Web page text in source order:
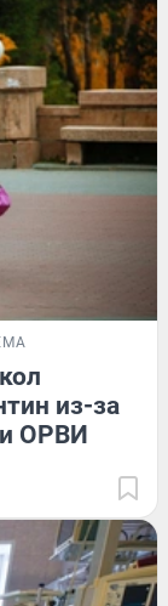
из-за
ОРВИ